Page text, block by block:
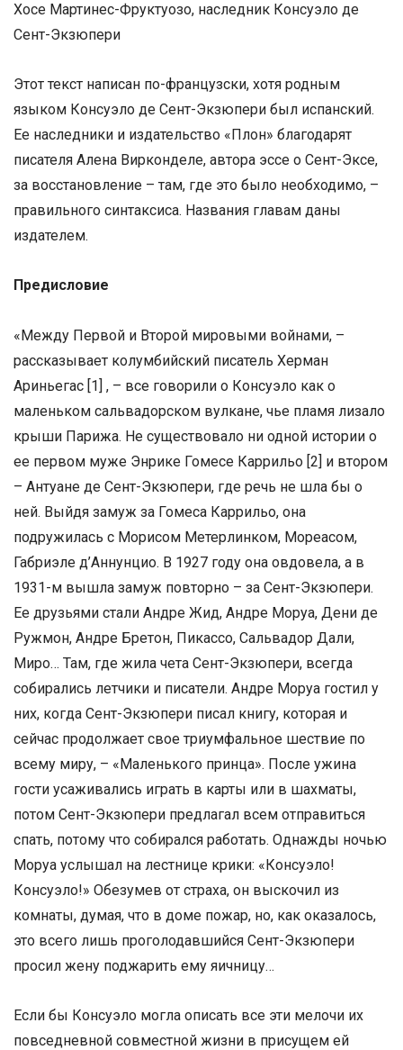
Хосе Мартинес-Фруктуозо, наследник Консуэло де
Сент-Экзюпери
Этот текст написан по-французски, хотя родным
языком Консуэло де Сент-Экзюпери был испанский.
Ее наследники и издательство «Плон» благодарят
писателя Алена Вирконделе, автора эссе о Сент-Эксе,
за восстановление – там, где это было необходимо, –
правильного синтаксиса. Названия главам даны
издателем.
Предисловие
«Между Первой и Второй мировыми войнами, –
рассказывает колумбийский писатель Херман
Ариньегас [1] , – все говорили о Консуэло как о
маленьком сальвадорском вулкане, чье пламя лизало
крыши Парижа. Не существовало ни одной истории о
ее первом муже Энрике Гомесе Каррильо [2] и втором
– Антуане де Сент-Экзюпери, где речь не шла бы о
ней. Выйдя замуж за Гомеса Каррильо, она
подружилась с Морисом Метерлинком, Мореасом,
Габриэле д’Аннунцио. В 1927 году она овдовела, а в
1931-м вышла замуж повторно – за Сент-Экзюпери.
Ее друзьями стали Андре Жид, Андре Моруа, Дени де
Ружмон, Андре Бретон, Пикассо, Сальвадор Дали,
Миро… Там, где жила чета Сент-Экзюпери, всегда
собирались летчики и писатели. Андре Моруа гостил у
них, когда Сент-Экзюпери писал книгу, которая и
сейчас продолжает свое триумфальное шествие по
всему миру, – «Маленького принца». После ужина
гости усаживались играть в карты или в шахматы,
потом Сент-Экзюпери предлагал всем отправиться
спать, потому что собирался работать. Однажды ночью
Моруа услышал на лестнице крики: «Консуэло!
Консуэло!» Обезумев от страха, он выскочил из
комнаты, думая, что в доме пожар, но, как оказалось,
это всего лишь проголодавшийся Сент-Экзюпери
просил жену поджарить ему яичницу…
Если бы Консуэло могла описать все эти мелочи их
повседневной совместной жизни в присущем ей